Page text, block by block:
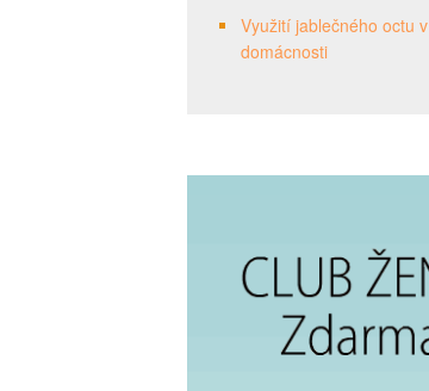
Využití jablečného octu v
domácnosti